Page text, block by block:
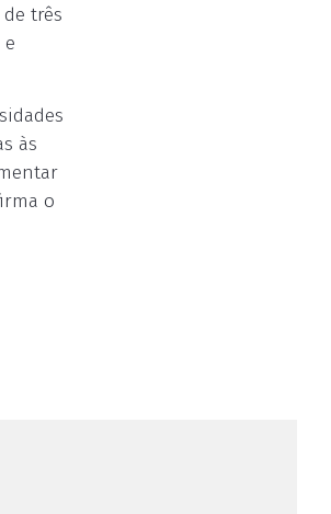
três
e
às
o